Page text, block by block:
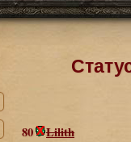
80
Lilith